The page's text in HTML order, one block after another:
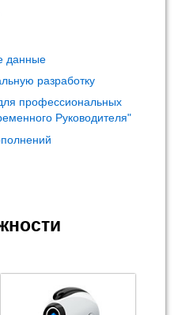
данные
разработку
профессиональных
Руководителя"